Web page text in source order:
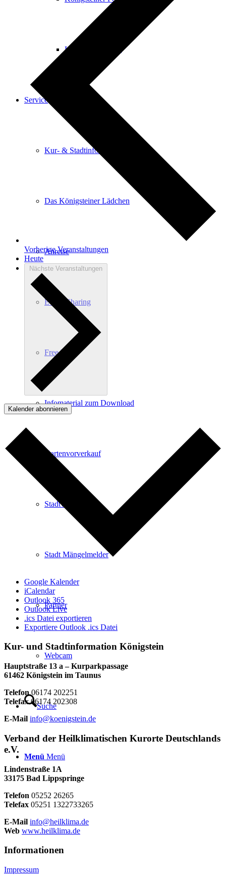
Leben & Wohnen
Service
Kur- & Stadtinformation
Das Königsteiner Lädchen
Anreise
E-Car-Sharing
Free Wifi
Infomaterial zum Download
Kartenvorverkauf
Stadtverwaltung
Stadt Mängelmelder
Partner
Webcam
Suche
Menü Menü
VorherigeVeranstaltungen
Heute
Nächste Veranstaltungen
Kalender abonnieren
Google Kalender
iCalendar
Outlook 365
Outlook Live
.ics Datei exportieren
Exportiere Outlook .ics Datei
Kur- und Stadtinformation Königstein
Hauptstraße 13 a – Kurparkpassage
61462 Königstein im Taunus
Telefon06174 202251
Telefax06174 202308
E-Mail info@koenigstein.de
Verband der Heilklimatischen Kurorte Deutschlands
e.V.
Lindenstraße 1A
33175 Bad Lippspringe
Telefon 05252 26265
Telefax 05251 1322733265
E-Mail info@heilklima.de
Web www.heilklima.de
Informationen
Impressum